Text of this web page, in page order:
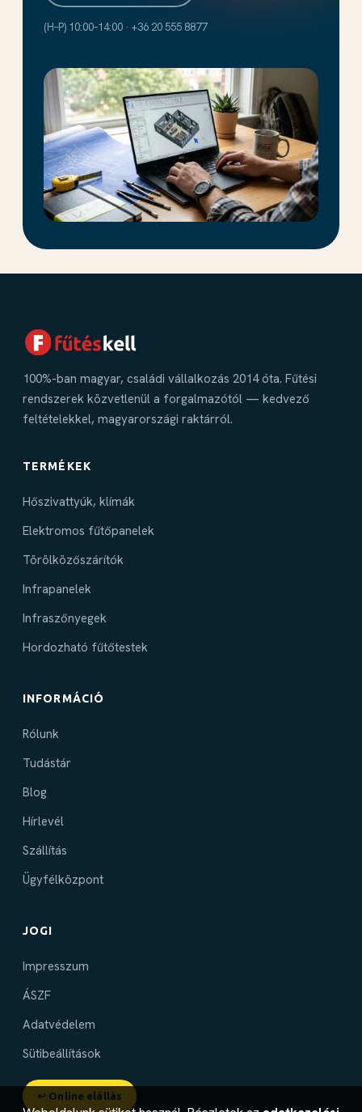
(H–P) 10:00–14:00 · +36 20 555 8877
100%-ban magyar, családi vállalkozás 2014 óta. Fűtési
rendszerek közvetlenül a forgalmazótól — kedvező
feltételekkel, magyarországi raktárról.
TERMÉKEK
Hőszivattyúk, klímák
Elektromos fűtőpanelek
Törölközőszárítók
Infrapanelek
Infraszőnyegek
Hordozható fűtőtestek
INFORMÁCIÓ
Rólunk
Tudástár
Blog
Hírlevél
Szállítás
Ügyfélközpont
JOGI
Impresszum
ÁSZF
Adatvédelem
Sütibeállítások
↩ Online elállás